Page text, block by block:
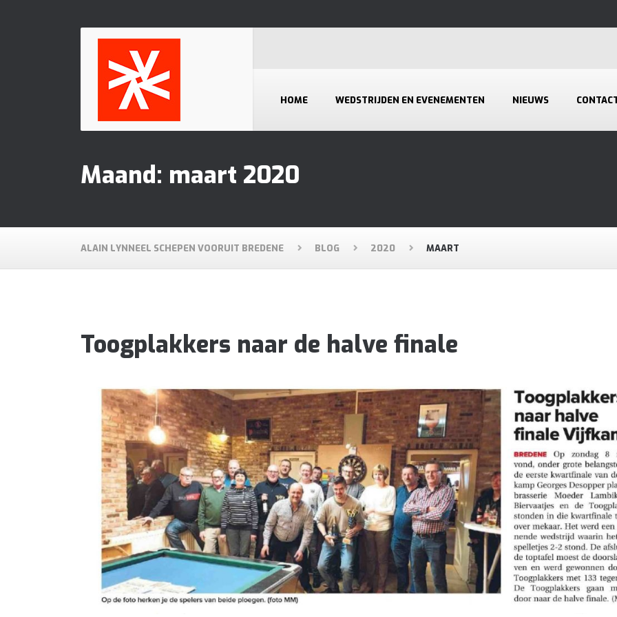
HOME WEDSTRIJDEN EN EVENEMENTEN NIEUWS
Maand: maart 2020
ALAIN LYNNEEL SCHEPEN VOORUIT BREDENE BLOG 2020 MAART
Toogplakkers naar de halve finale